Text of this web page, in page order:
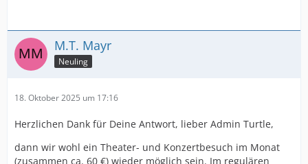
M.T. Mayr
Neuling
18. Oktober 2025 um 17:16
Herzlichen Dank für Deine Antwort, lieber Admin Turtle,
dann wir wohl ein Theater- und Konzertbesuch im Monat
(zusammen ca. 60 €) wieder möglich sein. Im regulären